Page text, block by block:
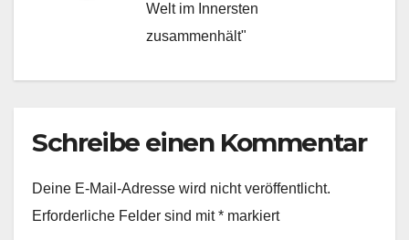
Welt im Innersten
zusammenhält"
Schreibe einen Kommentar
Deine E-Mail-Adresse wird nicht veröffentlicht.
Erforderliche Felder sind mit* markiert